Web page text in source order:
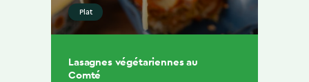
Plat
Lasagnes végétariennes au
Comté